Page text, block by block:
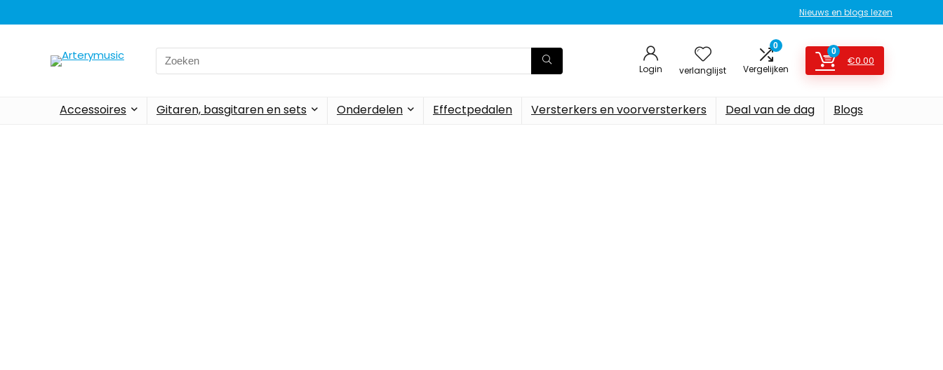
Nieuws en blogs lezen
Login verlanglijst
0
Vergelijken
0
€0.00
Accessoires Gitaren, basgitaren en sets Onderdelen Effectpedalen Versterkers en voorversterkers Deal van de dag Blogs